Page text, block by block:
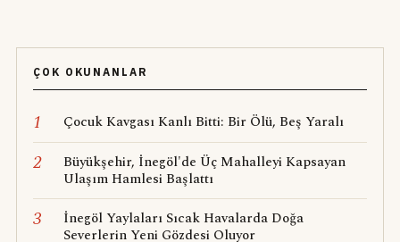
ÇOK OKUNANLAR
1 Çocuk Kavgası Kanlı Bitti: Bir Ölü, Beş Yaralı
2
Büyükşehir, İnegöl'de Üç Mahalleyi Kapsayan
Ulaşım Hamlesi Başlattı
3
İnegöl Yaylaları Sıcak Havalarda Doğa
Severlerin Yeni Gözdesi Oluyor